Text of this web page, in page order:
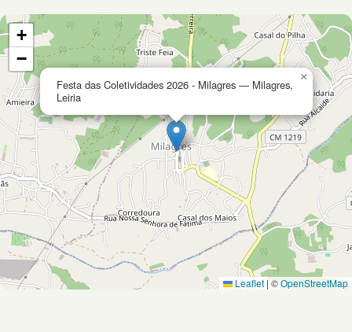
Festa das Coletividades 2026 - Milagres — Milagres,
Leiria
×
+
−
Leaflet | ©OpenStreetMap